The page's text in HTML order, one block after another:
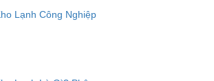
Lạnh Công Nghiệp